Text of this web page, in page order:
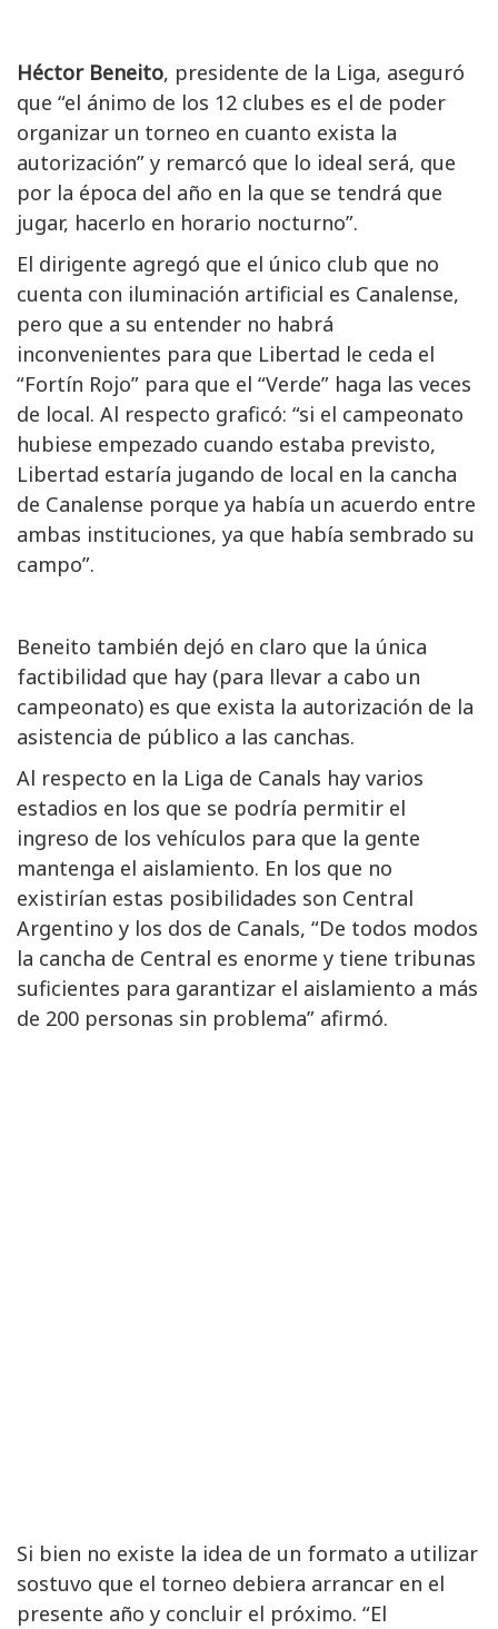
Héctor Beneito, presidente de la Liga, aseguró
que “el ánimo de los 12 clubes es el de poder
organizar un torneo en cuanto exista la
autorización” y remarcó que lo ideal será, que
por la época del año en la que se tendrá que
jugar, hacerlo en horario nocturno”.
El dirigente agregó que el único club que no
cuenta con iluminación artificial es Canalense,
pero que a su entender no habrá
inconvenientes para que Libertad le ceda el
“Fortín Rojo” para que el “Verde” haga las veces
de local. Al respecto graficó: “si el campeonato
hubiese empezado cuando estaba previsto,
Libertad estaría jugando de local en la cancha
de Canalense porque ya había un acuerdo entre
ambas instituciones, ya que había sembrado su
campo”.
Beneito también dejó en claro que la única
factibilidad que hay (para llevar a cabo un
campeonato) es que exista la autorización de la
asistencia de público a las canchas.
Al respecto en la Liga de Canals hay varios
estadios en los que se podría permitir el
ingreso de los vehículos para que la gente
mantenga el aislamiento. En los que no
existirían estas posibilidades son Central
Argentino y los dos de Canals, “De todos modos
la cancha de Central es enorme y tiene tribunas
suficientes para garantizar el aislamiento a más
de 200 personas sin problema” afirmó.
Si bien no existe la idea de un formato a utilizar
sostuvo que el torneo debiera arrancar en el
presente año y concluir el próximo. “El